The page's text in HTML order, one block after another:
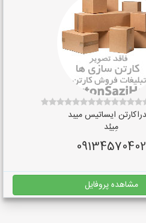
ایساتیس میبد
مِیبُد
09134570402
مشاهده پروفایل